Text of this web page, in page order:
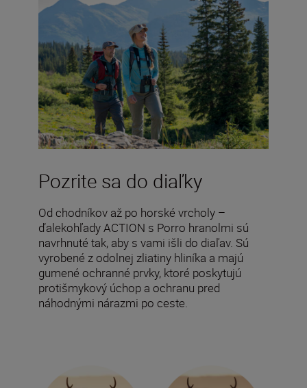
Pozrite sa do diaľky
Od chodníkov až po horské vrcholy –
ďalekohľady ACTION s Porro hranolmi sú
navrhnuté tak, aby s vami išli do diaľav. Sú
vyrobené z odolnej zliatiny hliníka a majú
gumené ochranné prvky, ktoré poskytujú
protišmykový úchop a ochranu pred
náhodnými nárazmi po ceste.